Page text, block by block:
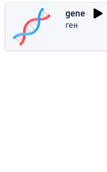
gene
ген